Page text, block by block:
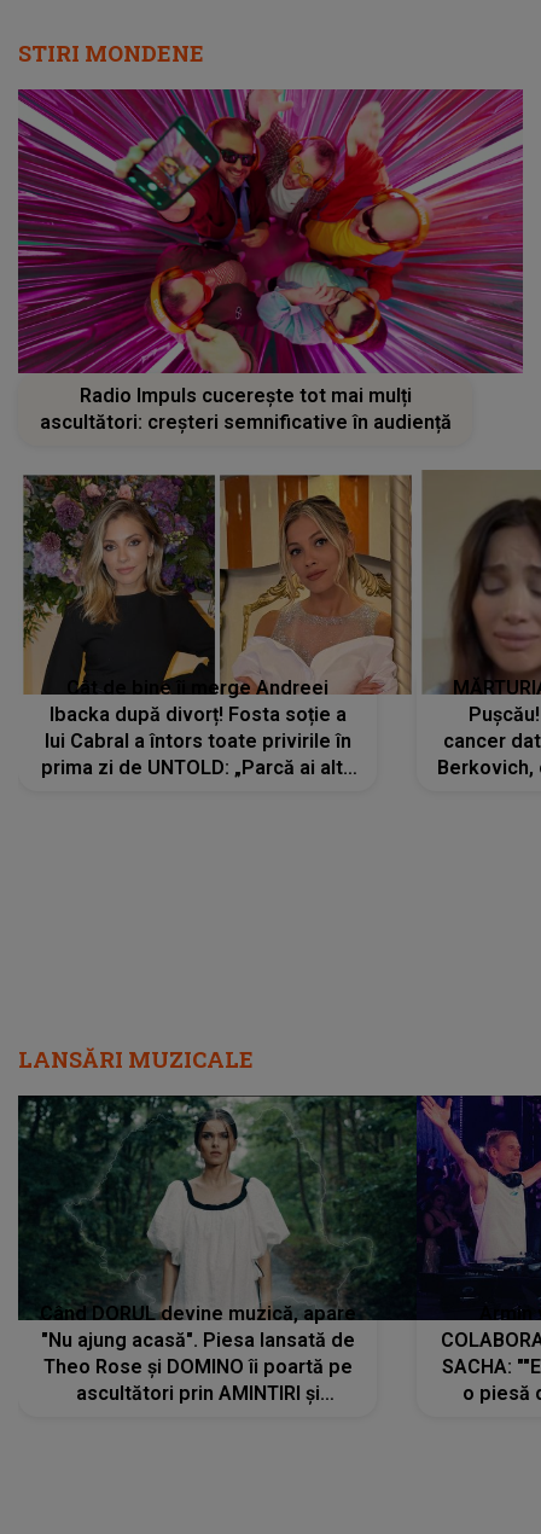
STIRI MONDENE
Radio Impuls cucerește tot mai mulți
ascultători: creșteri semnificative în audiență
Cât de bine îi merge Andreei
Ibacka după divorț! Fosta soție a
lui Cabral a întors toate privirile în
prima zi de UNTOLD: „Parcă ai altă
cancer
LANSĂRI MUZICALE
Când DORUL devine muzică, apare
"Nu ajung acasă". Piesa lansată de
Theo Rose și DOMINO îi poartă pe
ascultători prin AMINTIRI și
SACHA:
o piesă